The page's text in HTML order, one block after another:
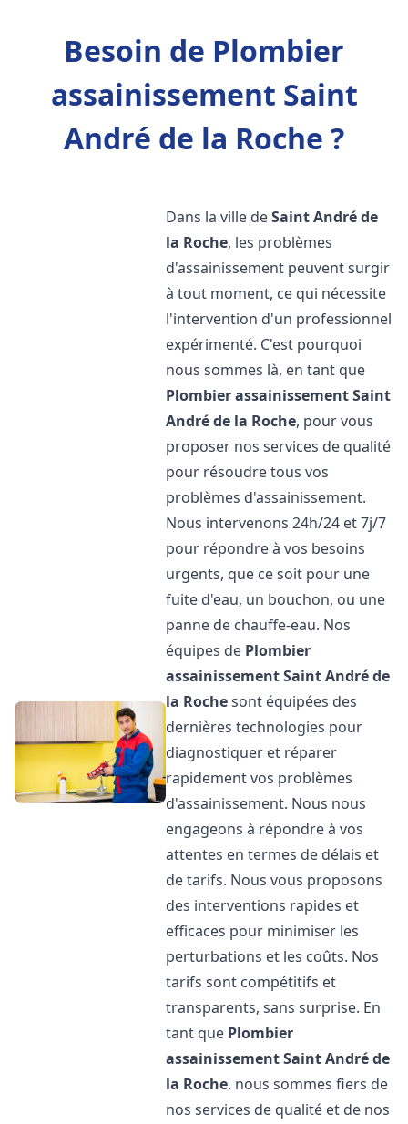
Besoin de Plombier
assainissement Saint
André de la Roche ?
Dans la ville deSaint André de
la Roche, les problèmes
d'assainissement peuvent surgir
à tout moment, ce qui nécessite
l'intervention d'un professionnel
expérimenté. C'est pourquoi
nous sommes là, en tant que
Plombier assainissementSaint
André de la Roche, pour vous
proposer nos services de qualité
pour résoudre tous vos
problèmes d'assainissement.
Nous intervenons 24h/24 et 7j/7
pour répondre à vos besoins
urgents, que ce soit pour une
fuite d'eau, un bouchon, ou une
panne de chauffe-eau. Nos
équipes de Plombier
assainissementSaint André de
la Rochesont équipées des
dernières technologies pour
diagnostiquer et réparer
rapidement vos problèmes
d'assainissement. Nous nous
engageons à répondre à vos
attentes en termes de délais et
de tarifs. Nous vous proposons
des interventions rapides et
efficaces pour minimiser les
perturbations et les coûts. Nos
tarifs sont compétitifs et
transparents, sans surprise. En
tant que Plombier
assainissementSaint André de
la Roche, nous sommes fiers de
nos services de qualité et de nos